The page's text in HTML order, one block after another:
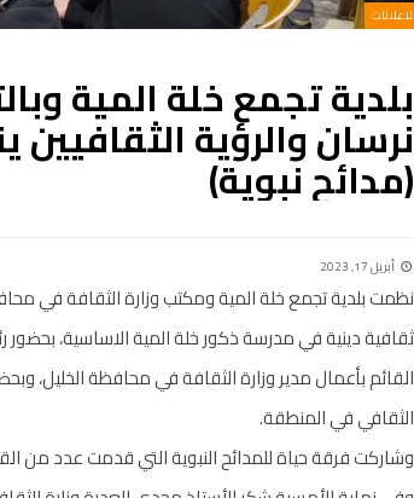
بلدية تجمع خلة المية
نرسان والرؤية
(مدائح نبوية)
أبريل 17, 2023
نظمت بلدية تجمع خلة المية ومكتب وزارة الثقافة في
ثقافية دينية في مدرسة ذكور خلة المية الاساسية،
القائم بأعمال مدير وزارة الثقافة في محافظة
الثقافي في المنطقة.
وشاركت فرقة حياة للمدائح النبوية التي قدمت عدد من